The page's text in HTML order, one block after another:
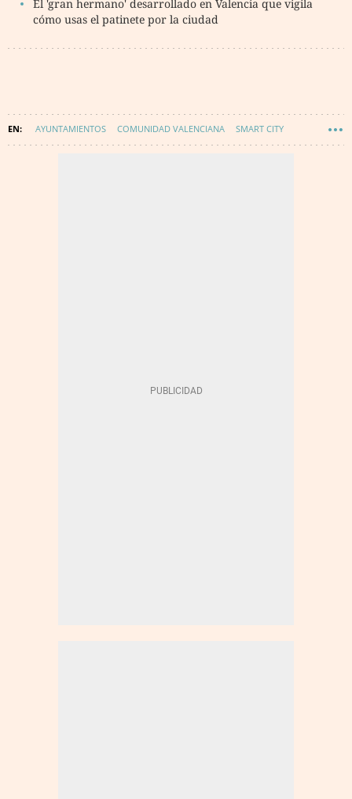
El 'gran hermano' desarrollado en Valencia que vigila
cómo usas el patinete por la ciudad
AYUNTAMIENTOS COMUNIDAD VALENCIANA SMART CITY